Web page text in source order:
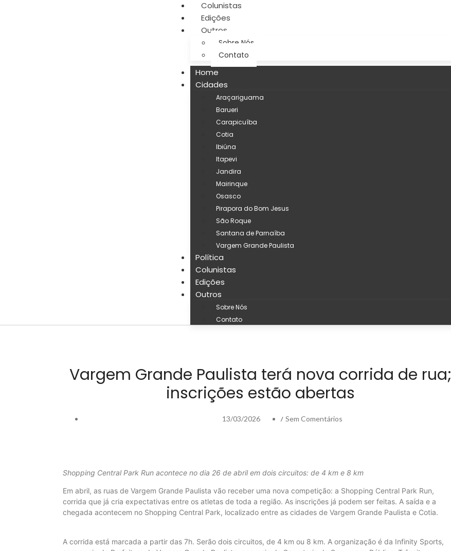
Colunistas
Edições
Outros
Sobre Nós
Contato
Home
Cidades
Araçariguama
Barueri
Carapicuíba
Cotia
Ibiúna
Itapevi
Jandira
Mairinque
Osasco
Pirapora do Bom Jesus
São Roque
Santana de Parnaíba
Vargem Grande Paulista
Política
Colunistas
Edições
Outros
Sobre Nós
Contato
Vargem Grande Paulista terá nova corrida de rua;
inscrições estão abertas
13/03/2026 / Sem Comentários
Shopping Central Park Run acontece no dia 26 de abril em dois circuitos: de 4 km e 8 km
Em abril, as ruas de Vargem Grande Paulista vão receber uma nova competição: a Shopping Central Park Run,
corrida que já cria expectativas entre os atletas de toda a região. As inscrições já podem ser feitas. A saída e a
chegada acontecem no Shopping Central Park, localizado entre as cidades de Vargem Grande Paulista e Cotia.
A corrida está marcada a partir das 7h. Serão dois circuitos, de 4 km ou 8 km. A organização é da Infinity Sports,